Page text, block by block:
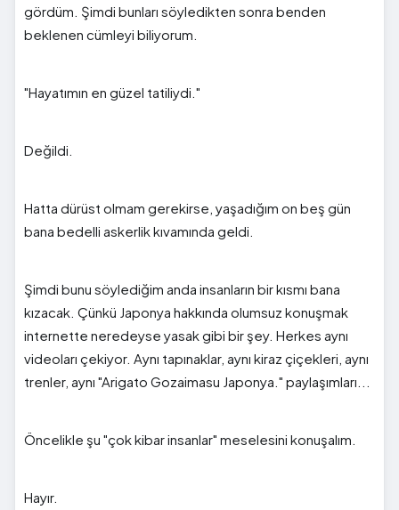
gördüm. Şimdi bunları söyledikten sonra benden
beklenen cümleyi biliyorum.
"Hayatımın en güzel tatiliydi."
Değildi.
Hatta dürüst olmam gerekirse, yaşadığım on beş gün
bana bedelli askerlik kıvamında geldi.
Şimdi bunu söylediğim anda insanların bir kısmı bana
kızacak. Çünkü Japonya hakkında olumsuz konuşmak
internette neredeyse yasak gibi bir şey. Herkes aynı
videoları çekiyor. Aynı tapınaklar, aynı kiraz çiçekleri, aynı
trenler, aynı "Arigato Gozaimasu Japonya." paylaşımları...
Öncelikle şu "çok kibar insanlar" meselesini konuşalım.
Hayır.